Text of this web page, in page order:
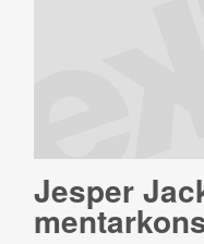
Jesper